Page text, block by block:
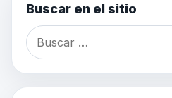
Buscar en el sitio